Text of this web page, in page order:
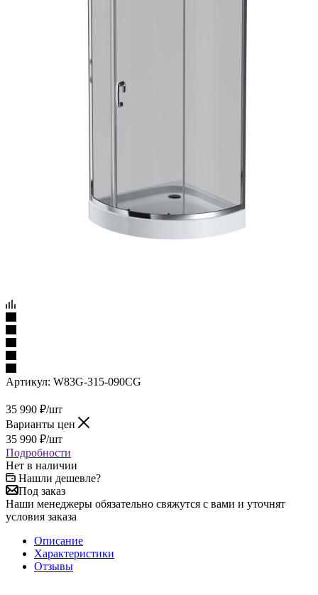
Артикул: W83G-315-090CG
35 990 ₽/шт
Варианты цен
35 990 ₽/шт
Подробности
Нет в наличии
Нашли дешевле?
Под заказ
Наши менеджеры обязательно свяжутся с вами и уточнят
условия заказа
Описание
Характеристики
Отзывы